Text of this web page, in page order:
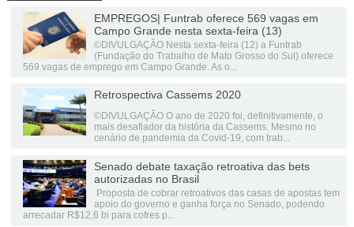
EMPREGOS| Funtrab oferece 569 vagas em
Campo Grande nesta sexta-feira (13)
©DIVULGAÇÃO Nesta sexta-feira (12) a Funtrab
(Fundação do Trabalho de Mato Grosso do Sul) oferece
569 vagas de emprego em Campo Grande. As o...
Retrospectiva Cassems 2020
©DIVULGAÇÃO O ano de 2020 foi, definitivamente, o
mais desafiador da história da Cassems. Mesmo no
cenário de pandemia da Covid-19, com trab...
Senado debate taxação retroativa das bets
autorizadas no Brasil
Proposta de cobrar retroativos das casas de apostas tem
apoio do governo e ganha força no Senado, podendo
arrecadar R$12,6 bi para cofres p...